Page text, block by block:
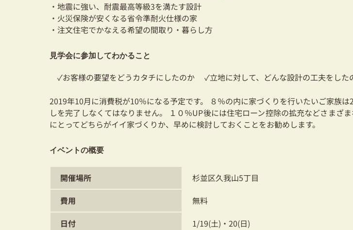
・地震に強い、耐震最高等級3を満たす設計
・火災保険が安くなる省令準耐火仕様の家
・注文住宅でかなえる希望の間取り・暮らし方
見学会に参加してわかること
✓お客様の要望をどうカタチにしたのか ✓立地に対して、どんな設計の工夫をした
2019年10月に消費税が10％になる予定です。 ８％の内に家づくりを行いたいご家族
しを完了しなくてはなりません。 １０％UP後には住宅ローン控除の拡充などさまざ
にとってどちらがイイ家づくりか、早めに検討しておくことをお勧めします。
イベントの概要
開催場所
杉並区久我山5丁目
費用
無料
日付
1/19(土)・20(日)